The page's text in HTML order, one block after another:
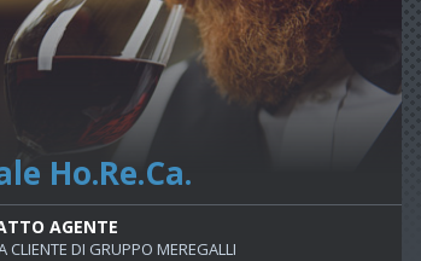
Ho.Re.Ca.
AGENTE
CLIENTE DI GRUPPO MEREGALLI